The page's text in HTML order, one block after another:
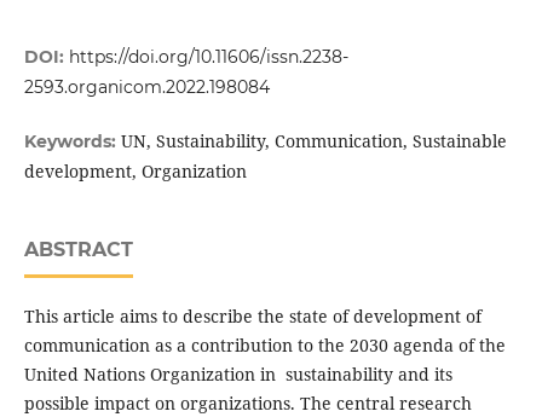
DOI: https://doi.org/10.11606/issn.2238-
2593.organicom.2022.198084
Keywords: UN, Sustainability, Communication, Sustainable
development, Organization
ABSTRACT
This article aims to describe the state of development of
communication as a contribution to the 2030 agenda of the
United Nations Organization in sustainability and its
possible impact on organizations. The central research